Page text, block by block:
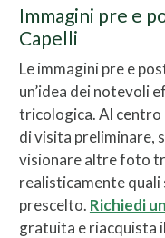
Immagini pre e
Capelli
Le immagini pre e
un’idea dei notevoli
tricologica. Al centro
di visita preliminare,
visionare altre foto
realisticamente quali
prescelto. Richiedi
gratuita e riacquista